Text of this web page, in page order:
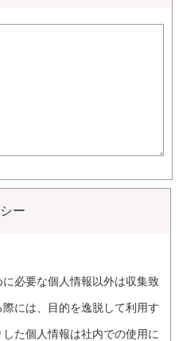
ー
必要な個人情報以外は収集致
には、目的を逸脱して利用す
た個人情報は社内での使用に